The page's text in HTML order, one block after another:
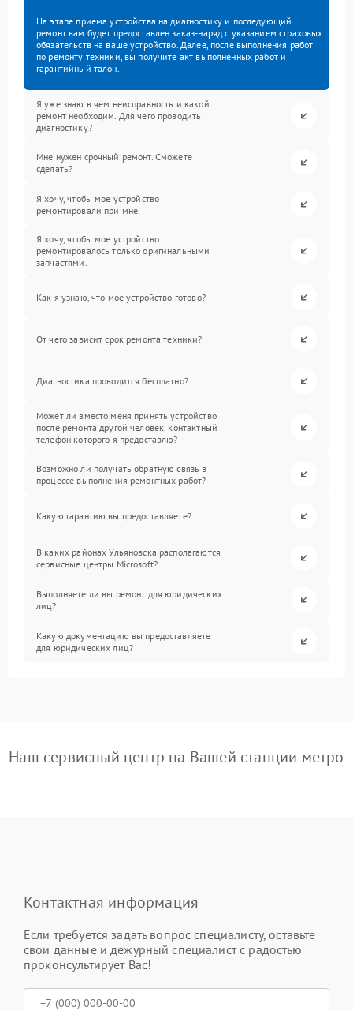
На этапе приема устройства на диагностику и последующий
ремонт вам будет предоставлен заказ-наряд с указанием страховых
обязательств на ваше устройство. Далее, после выполнения работ
по ремонту техники, вы получите акт выполненных работ и
гарантийный талон.
Я уже знаю в чем неисправность и какой
ремонт необходим. Для чего проводить
диагностику?
Мне нужен срочный ремонт. Сможете
сделать?
Я хочу, чтобы мое устройство
ремонтировали при мне.
Я хочу, чтобы мое устройство
ремонтировалось только оригинальными
запчастями.
Как я узнаю, что мое устройство готово?
От чего зависит срок ремонта техники?
Диагностика проводится бесплатно?
Может ли вместо меня принять устройство
после ремонта другой человек, контактный
телефон которого я предоставлю?
Возможно ли получать обратную связь в
процессе выполнения ремонтных работ?
Какую гарантию вы предоставляете?
В каких районах Ульяновска располагаются
сервисные центры Microsoft?
Выполняете ли вы ремонт для юридических
лиц?
Какую документацию вы предоставляете
для юридических лиц?
Наш сервисный центр на Вашей станции метро
Контактная информация
Если требуется задать вопрос специалисту, оставьте
свои данные и дежурный специалист с радостью
проконсультирует Вас!